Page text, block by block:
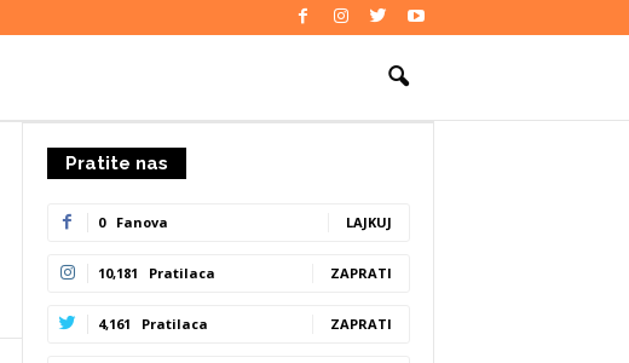
Pratite nas
0 Fanova LAJKUJ
10,181 Pratilaca ZAPRATI
4,161 Pratilaca ZAPRATI